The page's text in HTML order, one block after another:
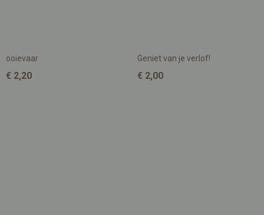
ooievaar
€ 2,20
Geniet van je verlof!
€ 2,00